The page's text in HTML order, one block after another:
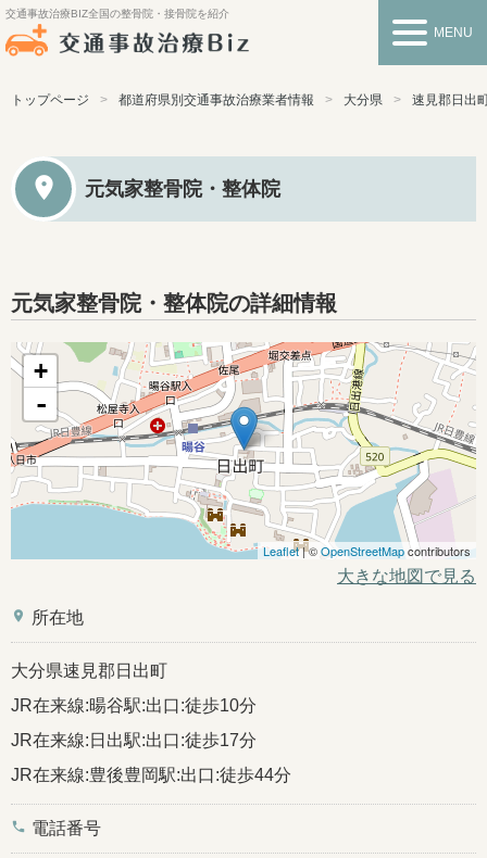
交通事故治療BIZ全国の整骨院・接骨院を紹介
MENU
トップページ 都道府県別交通事故治療業者情報 大分県 速見郡日出
元気家整骨院・整体院
元気家整骨院・整体院の詳細情報
+
-
Leaflet| ©OpenStreetMapcontributors
大きな地図で見る
place 所在地
大分県速見郡日出町
JR在来線:暘谷駅:出口:徒歩10分
JR在来線:日出駅:出口:徒歩17分
JR在来線:豊後豊岡駅:出口:徒歩44分
phone 電話番号